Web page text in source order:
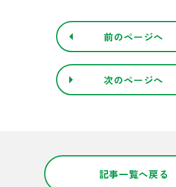
前のページへ
次のページへ
記事一覧へ戻る